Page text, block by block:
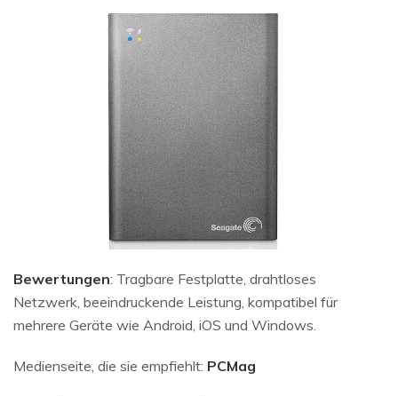
Bewertungen: Tragbare Festplatte, drahtloses
Netzwerk, beeindruckende Leistung, kompatibel für
mehrere Geräte wie Android, iOS und Windows.
Medienseite, die sie empfiehlt: PCMag